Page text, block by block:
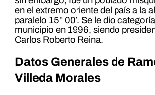
en el extremo oriente del país a la
paralelo 15° 00′. Se le dio
municipio en 1996, siendo
Carlos Roberto Reina.
Datos Generales de
Villeda Morales